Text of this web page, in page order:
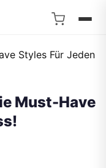
Must-Have